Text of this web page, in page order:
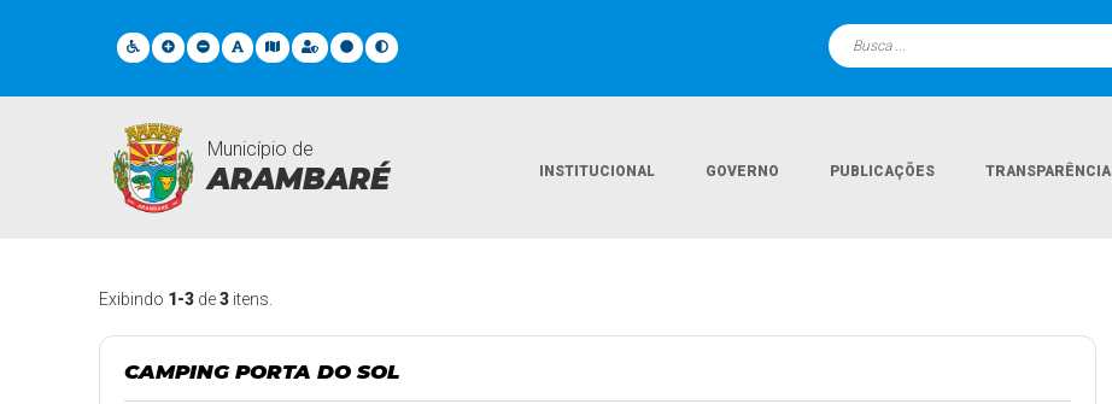
Município de
ARAMBARÉ INSTITUCIONAL GOVERNO PUBLICAÇÕES TRANSPARÊNCIA
Pontos Turisticos
Exibindo 1-3 de3 itens.
CAMPING PORTA DO SOL